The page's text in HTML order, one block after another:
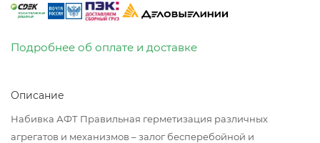
Подробнее об оплате и доставке
Описание
Набивка АФТ Правильная герметизация различных
агрегатов и механизмов – залог бесперебойной и